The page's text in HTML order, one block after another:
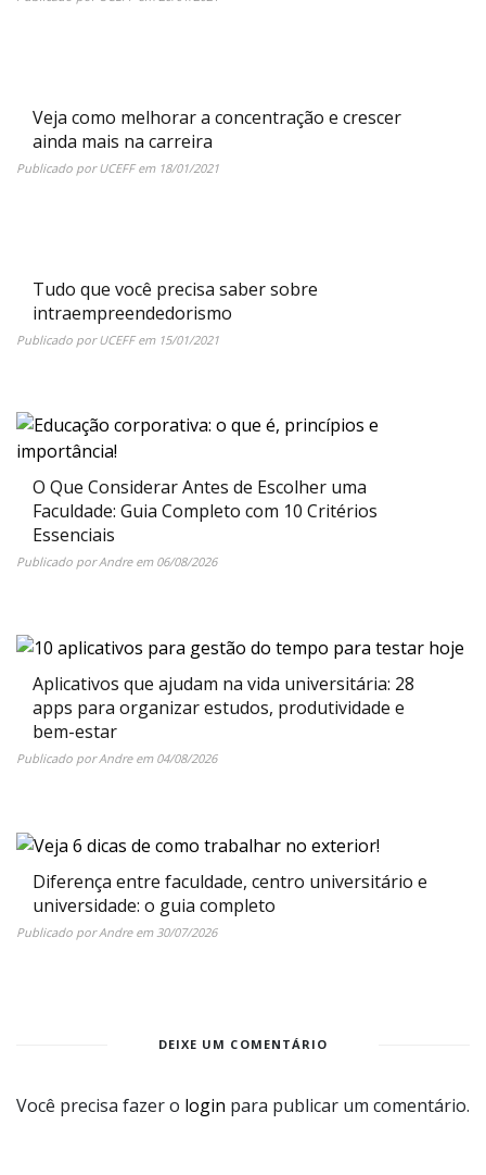
Veja como melhorar a concentração e crescer
ainda mais na carreira
Publicado porUCEFFem 18/01/2021
Tudo que você precisa saber sobre
intraempreendedorismo
Publicado porUCEFFem 15/01/2021
O Que Considerar Antes de Escolher uma
Faculdade: Guia Completo com 10 Critérios
Essenciais
Publicado porAndreem 06/08/2026
Aplicativos que ajudam na vida universitária: 28
apps para organizar estudos, produtividade e
bem-estar
Publicado porAndreem 04/08/2026
Diferença entre faculdade, centro universitário e
universidade: o guia completo
Publicado porAndreem30/07/2026
DEIXE UM COMENTÁRIO
Você precisa fazer o login para publicar um comentário.